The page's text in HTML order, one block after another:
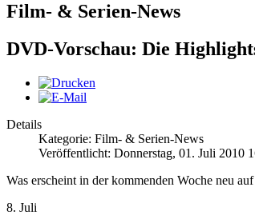
Film- & Serien-News
DVD-Vorschau: Die
Details
Kategorie: Film- & Serien-News
Veröffentlicht: Donnerstag, 01. Juli 2010
Was erscheint in der kommenden Woche neu
8. Juli